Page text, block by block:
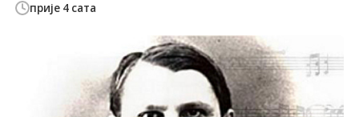
прије 4 сата